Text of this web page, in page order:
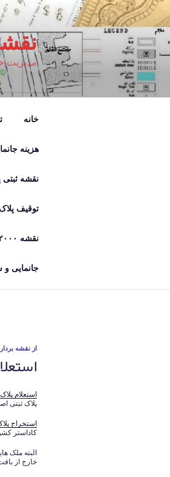
رفتن
به
محتوا
مدیریت خانم
خانه
هزینه
نقشه
توقیف
نقشه ۲۰۰۰ شهرداری
جانمایی و
نوشته‌شده
از نقشه
استعلام
پلاک ثبتی
استخراج
کاداستر
البته ملک
خارج از